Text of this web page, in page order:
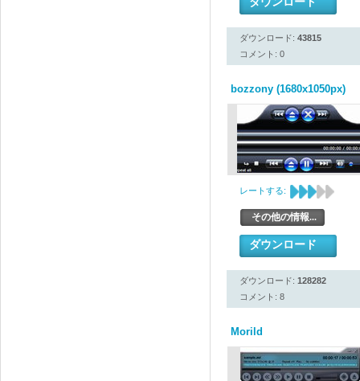
ダウンロード: 43815
コメント: 0
bozzony (1680x1050px)
レートする:
その他の情報...
ダウンロード
ダウンロード: 128282
コメント: 8
Morild